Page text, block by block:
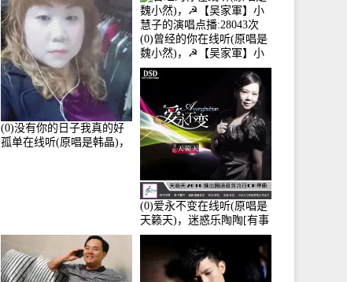
(0)没有你的日子我真的好
孤单在线听(原唱是韩晶)，
(0)曾经的你在线听(原唱是
魏小然)，☭【吴家軍】小
慧子的演唱点播:28043次
(0)爱永不变在线听(原唱是
天籁天)，迷惑乐陶陶[有事
暂离]演唱点播:27678次